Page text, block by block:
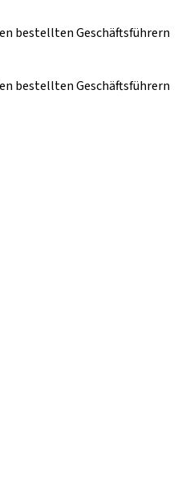
bestellten Geschäftsführern
bestellten Geschäftsführern